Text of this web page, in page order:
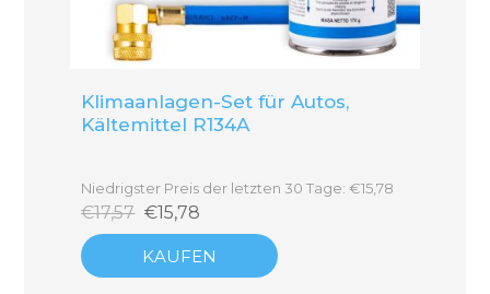
Klimaanlagen-Set für Autos,
Kältemittel R134A
Niedrigster Preis der letzten 30 Tage: €15,78
€17,57 €15,78
KAUFEN